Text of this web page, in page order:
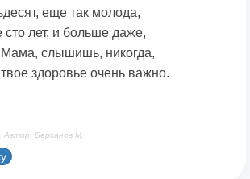
еще так молода,
лет, и больше даже,
слышишь, никогда,
здоровье очень важно.
Берсанов М.